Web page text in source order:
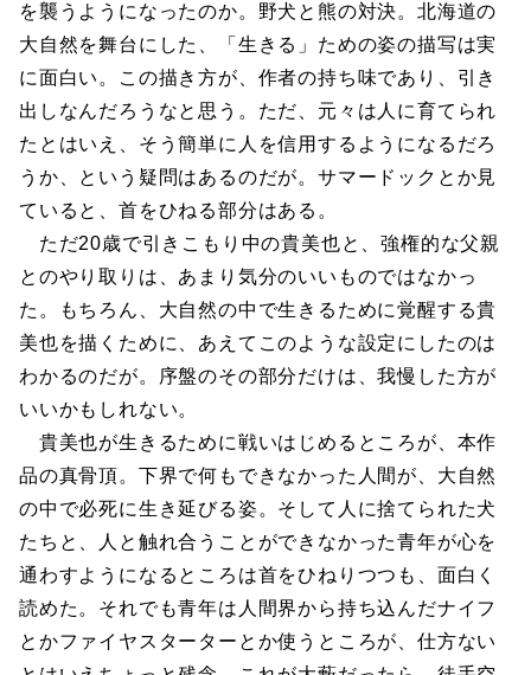
を襲うようになったのか。野犬と熊の対決。北海道の
大自然を舞台にした、「生きる」ための姿の描写は実
に面白い。この描き方が、作者の持ち味であり、引き
出しなんだろうなと思う。ただ、元々は人に育てられ
たとはいえ、そう簡単に人を信用するようになるだろ
うか、という疑問はあるのだが。サマードックとか見
ていると、首をひねる部分はある。
ただ20歳で引きこもり中の貴美也と、強権的な父親
とのやり取りは、あまり気分のいいものではなかっ
た。もちろん、大自然の中で生きるために覚醒する貴
美也を描くために、あえてこのような設定にしたのは
わかるのだが。序盤のその部分だけは、我慢した方が
いいかもしれない。
貴美也が生きるために戦いはじめるところが、本作
品の真骨頂。下界で何もできなかった人間が、大自然
の中で必死に生き延びる姿。そして人に捨てられた犬
たちと、人と触れ合うことができなかった青年が心を
通わすようになるところは首をひねりつつも、面白く
読めた。それでも青年は人間界から持ち込んだナイフ
とかファイヤスターターとか使うところが、仕方ない